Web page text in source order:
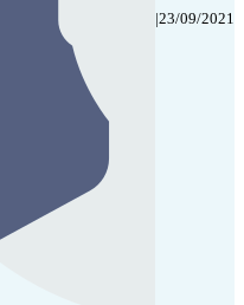
|23/09/2021